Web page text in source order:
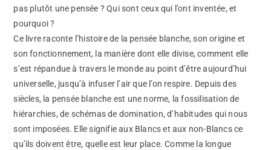
pas plutôt une pensée ? Qui sont ceux qui l’ont inventée, et
pourquoi ?
Ce livre raconte l’histoire de la pensée blanche, son origine et
son fonctionnement, la manière dont elle divise, comment elle
s’est répandue à travers le monde au point d’être aujourd’hui
universelle, jusqu’à infuser l’air que l’on respire. Depuis des
siècles, la pensée blanche est une norme, la fossilisation de
hiérarchies, de schémas de domination, d’habitudes qui nous
sont imposées. Elle signifie aux Blancs et aux non-Blancs ce
qu’ils doivent être, quelle est leur place. Comme la longue